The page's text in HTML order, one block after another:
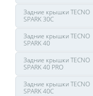
Задние крышки TECNO
SPARK 30C
Задние крышки TECNO
SPARK 40
Задние крышки TECNO
SPARK 40 PRO
Задние крышки TECNO
SPARK 40C